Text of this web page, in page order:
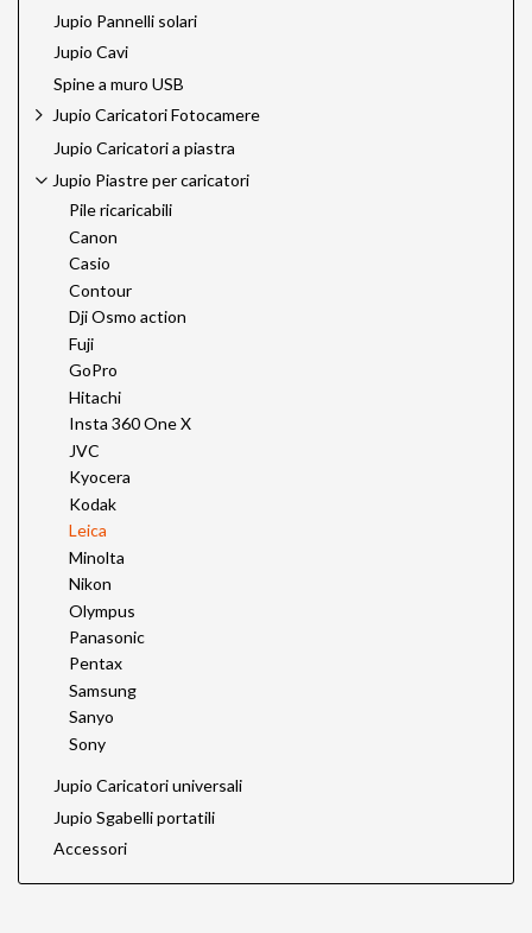
Jupio Pannelli solari
Jupio Cavi
Spine a muro USB
Jupio Caricatori Fotocamere
Jupio Caricatori a piastra
Jupio Piastre per caricatori
Pile ricaricabili
Canon
Casio
Contour
Dji Osmo action
Fuji
GoPro
Hitachi
Insta 360 One X
JVC
Kyocera
Kodak
Leica
Minolta
Nikon
Olympus
Panasonic
Pentax
Samsung
Sanyo
Sony
Jupio Caricatori universali
Jupio Sgabelli portatili
Accessori